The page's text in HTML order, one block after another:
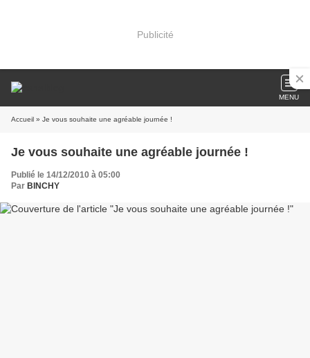
Publicité
MENU
Accueil » Je vous souhaite une agréable journée !
Je vous souhaite une agréable journée !
Publié le 14/12/2010 à 05:00
Par BINCHY